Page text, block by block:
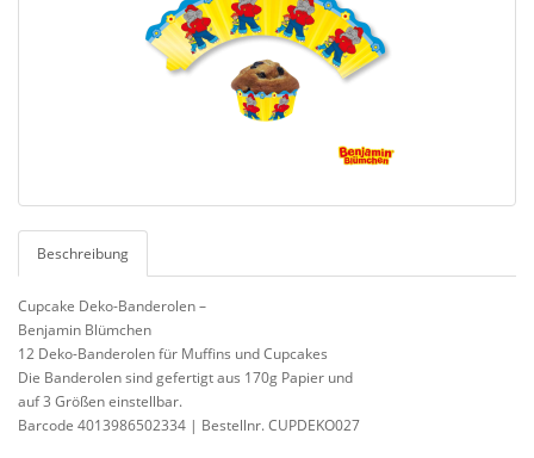
Beschreibung
Cupcake Deko-Banderolen –
Benjamin Blümchen
12 Deko-Banderolen für Muffins und Cupcakes
Die Banderolen sind gefertigt aus 170g Papier und
auf 3 Größen einstellbar.
Barcode 4013986502334 | Bestellnr. CUPDEKO027